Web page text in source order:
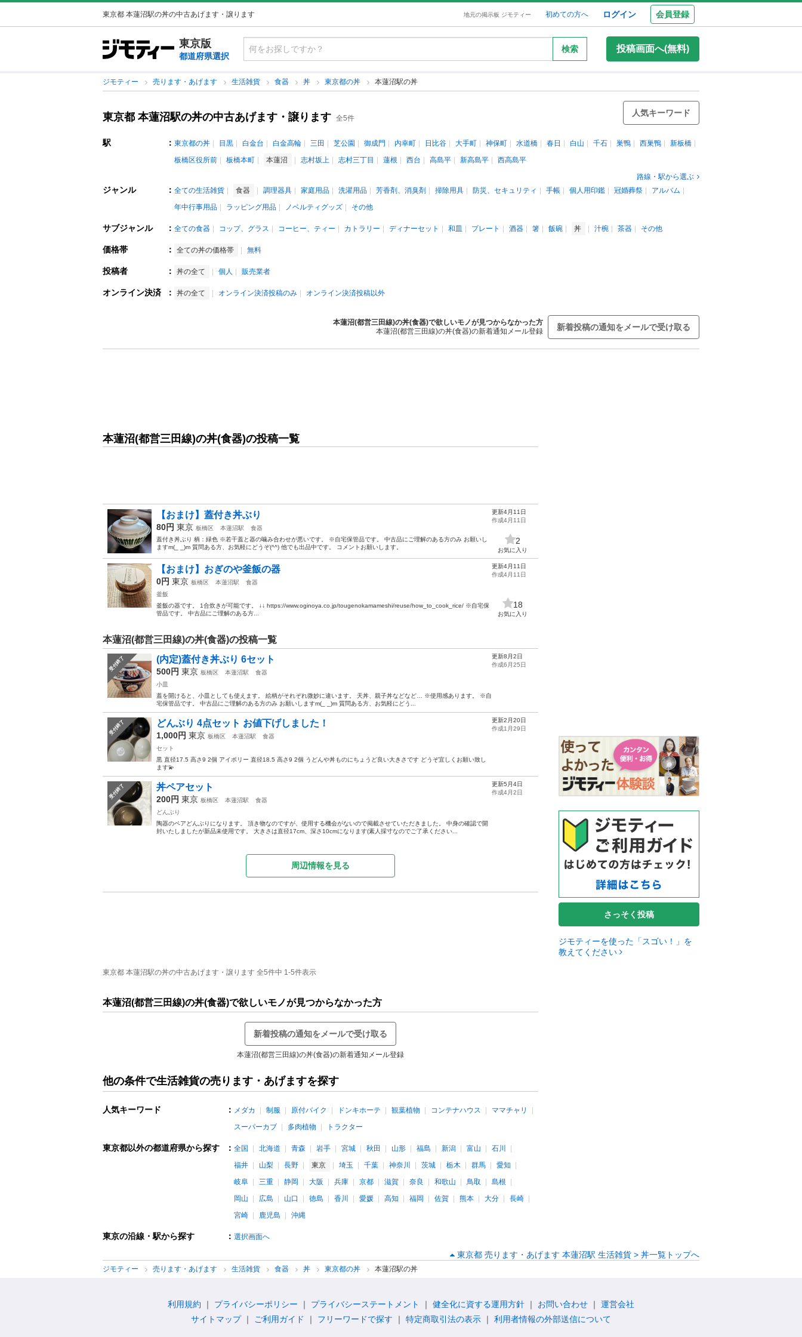
東京都 本蓮沼駅の丼の中古あげます・譲ります 地元の掲示板 ジモティー 初めての方へ ログイン 会員登録
東京版
都道府県選択
検索 投稿画面へ(無料)
ジモティー 売ります・あげます 生活雑貨 食器 丼 東京都の丼 本蓮沼駅の丼
東京都 本蓮沼駅の丼の中古あげます・譲ります 全5件
人気キーワード
駅 ： 東京都の丼 目黒 白金台 白金高輪 三田 芝公園 御成門 内幸町 日比谷 大手町 神保町 水道橋 春日 白山 千石 巣鴨 西巣鴨
新板橋
板橋区役所前
板橋本町 本蓮沼 志村坂上 志村三丁目 蓮根 西台 高島平 新高島平
西高島平
路線・駅から選ぶ
ジャンル ： 全ての生活雑貨 食器 調理器具 家庭用品 洗濯用品 芳香剤、消臭剤 掃除用具 防災、セキュリティ 手帳 個人用印鑑 冠婚葬祭
アルバム
年中行事用品
ラッピング用品 ノベルティグッズ その他
サブジャンル ： 全ての食器 コップ、グラス コーヒー、ティー カトラリー ディナーセット 和皿 プレート 酒器 箸 飯碗 丼 汁椀 茶器 その他
価格帯 ： 全ての丼の価格帯 無料
投稿者 ： 丼の全て 個人 販売業者
オンライン決済 ： 丼の全て オンライン決済投稿のみ オンライン決済投稿以外
本蓮沼(都営三田線)の丼(食器)で欲しいモノが見つからなかった方
本蓮沼(都営三田線)の丼(食器)の新着通知メール登録
新着投稿の通知をメールで受け取る
本蓮沼(都営三田線)の丼(食器)の投稿一覧
【おまけ】蓋付き丼ぶり
80円 東京 板橋区 本蓮沼駅
食器
蓋付き丼ぶり 柄：緑色 ※若干蓋と器の噛み合わせが悪いです。 ※自宅保管品です。 中古品にご理解のある方のみ お願いし
ますm(_ _)m 質問ある方、お気軽にどうぞ(^^) 他でも出品中です。 コメントお願いします。
更新4月11日
作成4月11日
2
お気に入り
【おまけ】おぎのや釜飯の器
0円 東京 板橋区 本蓮沼駅
食器
釜飯
釜飯の器です。 1合炊きが可能です。 ↓↓ https://www.oginoya.co.jp/tougenokamameshi/reuse/how_to_cook_rice/ ※自宅保
管品です。 中古品にご理解のある方...
更新4月11日
作成4月11日
18
お気に入り
本蓮沼(都営三田線)の丼(食器)の投稿一覧
受付終了 (内定)蓋付き丼ぶり 6セット
500円 東京 板橋区 本蓮沼駅
食器
小皿
蓋を開けると、小皿としても使えます。 絵柄がそれぞれ微妙に違います。 天丼、親子丼などなど… ※使用感あります。 ※自
宅保管品です。 中古品にご理解のある方のみ お願いしますm(_ _)m 質問ある方、お気軽にどう...
更新8月2日
作成6月25日
受付終了 どんぶり 4点セット お値下げしました！
1,000円 東京 板橋区 本蓮沼駅
食器
セット
黒 直径17.5 高さ9 2個 アイボリー 直径18.5 高さ9 2個 うどんや丼ものにちょうど良い大きさです どうぞ宜しくお願い致し
ます💫
更新2月20日
作成1月29日
受付終了 丼ペアセット
200円 東京 板橋区 本蓮沼駅
食器
どんぶり
陶器のペアどんぶりになります。 頂き物なのですが、使用する機会がないので掲載させていただきました。 中身の確認で開
封いたしましたが新品未使用です。 大きさは直径17cm、深さ10cmになります(素人採寸なのでご了承ください...
更新5月4日
作成4月2日
周辺情報を見る
東京都 本蓮沼駅の丼の中古あげます・譲ります 全5件中 1-5件表示
本蓮沼(都営三田線)の丼(食器)で欲しいモノが見つからなかった方
新着投稿の通知をメールで受け取る
本蓮沼(都営三田線)の丼(食器)の新着通知メール登録
他の条件で生活雑貨の売ります・あげますを探す
人気キーワード ： メダカ 制服 原付バイク ドンキホーテ 観葉植物 コンテナハウス
ママチャリ
スーパーカブ
多肉植物 トラクター
東京都以外の都道府県から探す ： 全国 北海道 青森 岩手 宮城 秋田 山形 福島 新潟 富山
石川
福井
山梨 長野 東京 埼玉 千葉 神奈川 茨城 栃木 群馬
愛知
岐阜
三重 静岡 大阪 兵庫 京都 滋賀 奈良 和歌山 鳥取
島根
岡山
広島 山口 徳島 香川 愛媛 高知 福岡 佐賀 熊本 大分
長崎
宮崎
鹿児島 沖縄
東京の沿線・駅から探す ： 選択画面へ
さっそく投稿
ジモティーを使った「スゴい！」を
教えてください
東京都 売ります・あげます 本蓮沼駅 生活雑貨 > 丼一覧トップへ
ジモティー 売ります・あげます 生活雑貨 食器 丼 東京都の丼 本蓮沼駅の丼
利用規約 プライバシーポリシー プライバシーステートメント 健全化に資する運用方針 お問い合わせ
運営会社
サイトマップ
ご利用ガイド フリーワードで探す 特定商取引法の表示 利用者情報の外部送信について